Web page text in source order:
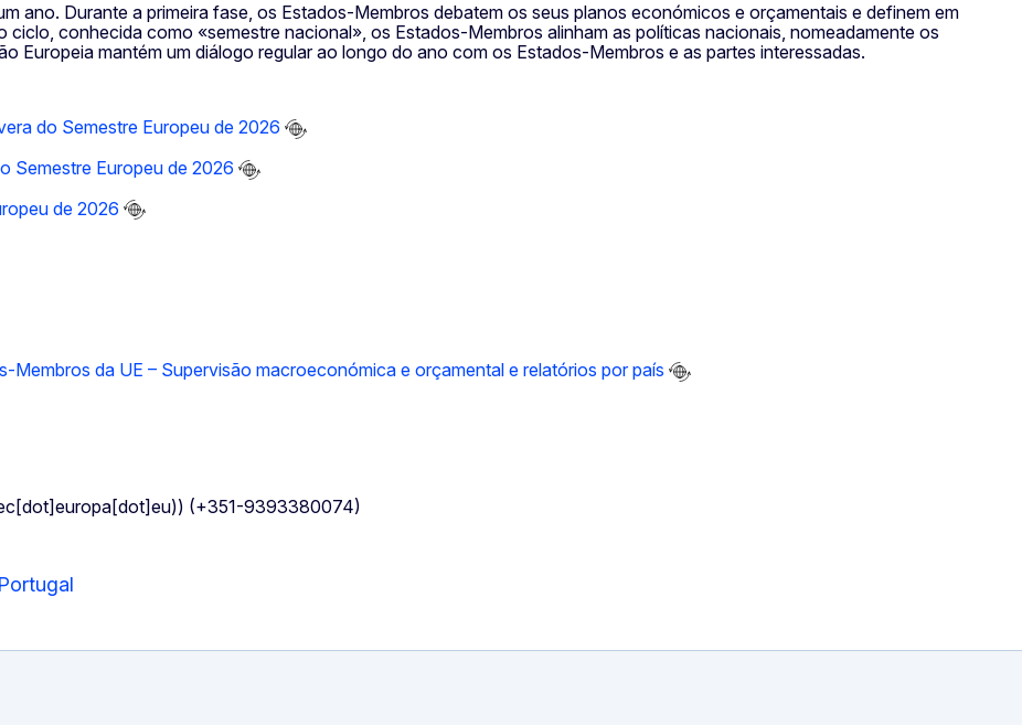
ano. Durante a primeira fase, os Estados-Membros debatem os seus planos económicos e orçamentais e definem em
conhecida como «semestre nacional», os Estados-Membros alinham as políticas nacionais, nomeadamente os
Europeia mantém um diálogo regular ao longo do ano com os Estados-Membros e as partes interessadas.
do Semestre Europeu de 2026
Semestre Europeu de 2026
de 2026
da UE – Supervisão macroeconómica e orçamental e relatórios por país
) (+351-9393380074)